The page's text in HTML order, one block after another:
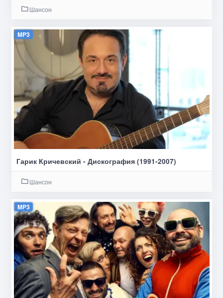
Шансон
MP3
Гарик Кричевский - Дискография (1991-2007)
Шансон
MP3